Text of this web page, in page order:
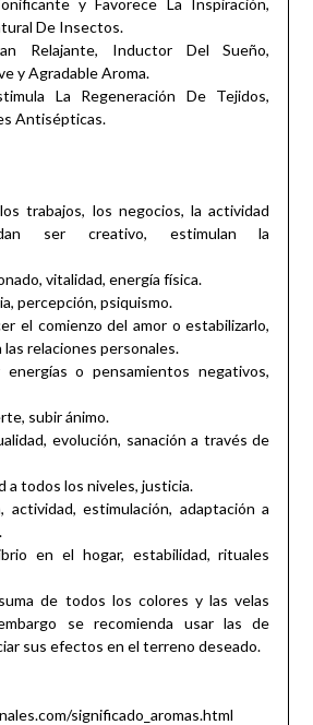
De Insectos.
Relajante, Inductor Del Sueño,
y Agradable Aroma.
La Regeneración De Tejidos,
Antisépticas.
trabajos, los negocios, la actividad
ser creativo, estimulan la
vitalidad, energía física.
percepción, psiquismo.
el comienzo del amor o estabilizarlo,
las relaciones personales.
energías o pensamientos negativos,
subir ánimo.
evolución, sanación a través de
a todos los niveles, justicia.
actividad, estimulación, adaptación a
en el hogar, estabilidad, rituales
de todos los colores y las velas
se recomienda usar las de
sus efectos en el terreno deseado.
significado_aromas.html